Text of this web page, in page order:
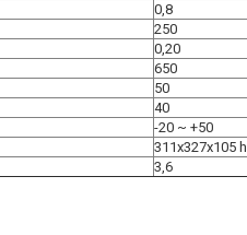
0,8
250
0,20
650
50
40
-20 ~ +50
311x327x105 h
3,6